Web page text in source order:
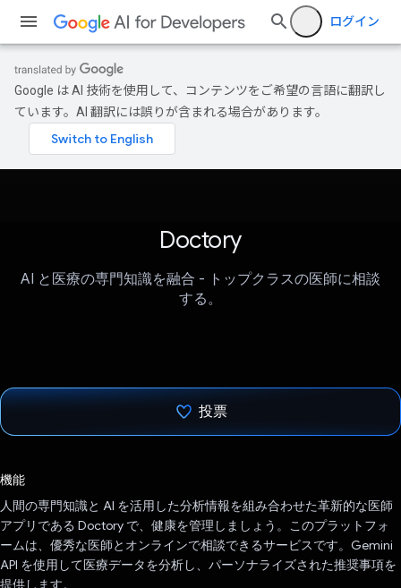
ログイン
Google は AI 技術を使用して、コンテンツをご希望の言語に翻訳し
ています。AI 翻訳には誤りが含まれる場合があります。
Doctory
AI と医療の専門知識を融合 - トップクラスの医師に相談
する。
投票
機能
人間の専門知識と AI を活用した分析情報を組み合わせた革新的な医師
アプリである Doctory で、健康を管理しましょう。このプラットフォ
ームは、優秀な医師とオンラインで相談できるサービスです。Gemini
API を使用して医療データを分析し、パーソナライズされた推奨事項を
提供します。